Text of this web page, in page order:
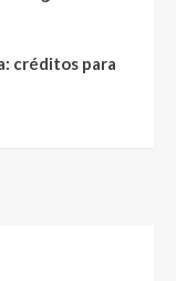
créditos para